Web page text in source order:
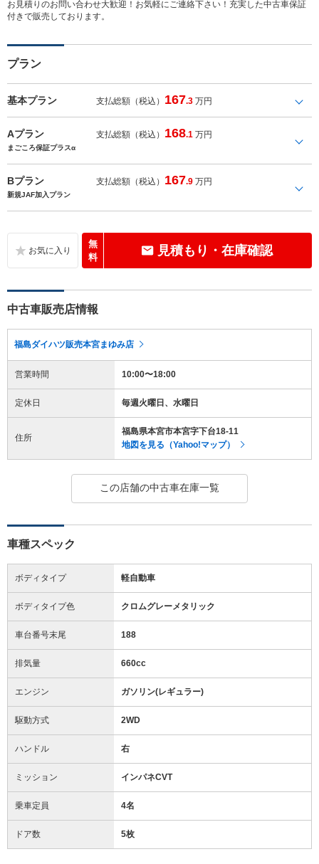
お見積りのお問い合わせ大歓迎！お気軽にご連絡下さい！充実した中古車保証
付きで販売しております。
プラン
基本プラン 支払総額（税込） 167.3 万円
Aプラン 支払総額（税込） 168.1 万円
まごころ保証プラスα
Bプラン 支払総額（税込） 167.9 万円
新規JAF加入プラン
無
料
見積もり・在庫確認
中古車販売店情報
福島ダイハツ販売本宮まゆみ店
営業時間 10:00〜18:00
定休日 毎週火曜日、水曜日
住所
福島県本宮市本宮字下台18-11
地図を見る（Yahoo!マップ）
この店舗の中古車在庫一覧
車種スペック
ボディタイプ 軽自動車
ボディタイプ色 クロムグレーメタリック
車台番号末尾 188
排気量 660cc
エンジン ガソリン(レギュラー)
駆動方式 2WD
ハンドル 右
ミッション インパネCVT
乗車定員 4名
ドア数 5枚